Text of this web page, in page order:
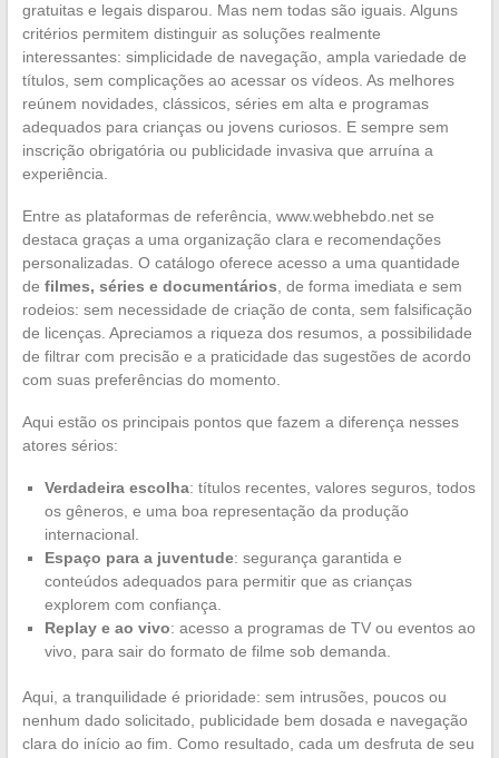
gratuitas e legais disparou. Mas nem todas são iguais. Alguns
critérios permitem distinguir as soluções realmente
interessantes: simplicidade de navegação, ampla variedade de
títulos, sem complicações ao acessar os vídeos. As melhores
reúnem novidades, clássicos, séries em alta e programas
adequados para crianças ou jovens curiosos. E sempre sem
inscrição obrigatória ou publicidade invasiva que arruína a
experiência.
Entre as plataformas de referência, www.webhebdo.net se
destaca graças a uma organização clara e recomendações
personalizadas. O catálogo oferece acesso a uma quantidade
de filmes, séries e documentários , de forma imediata e sem
rodeios: sem necessidade de criação de conta, sem falsificação
de licenças. Apreciamos a riqueza dos resumos, a possibilidade
de filtrar com precisão e a praticidade das sugestões de acordo
com suas preferências do momento.
Aqui estão os principais pontos que fazem a diferença nesses
atores sérios:
Verdadeira escolha: títulos recentes, valores seguros, todos
os gêneros, e uma boa representação da produção
internacional.
Espaço para a juventude: segurança garantida e
conteúdos adequados para permitir que as crianças
explorem com confiança.
Replay e ao vivo: acesso a programas de TV ou eventos ao
vivo, para sair do formato de filme sob demanda.
Aqui, a tranquilidade é prioridade: sem intrusões, poucos ou
nenhum dado solicitado, publicidade bem dosada e navegação
clara do início ao fim. Como resultado, cada um desfruta de seu